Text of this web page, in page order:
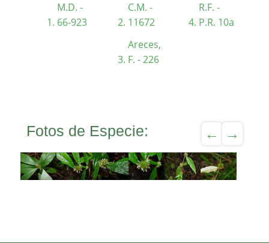
M.D. -
66-923
C.M. -
11672
Areces,
F. - 226
R.F. -
P.R. 10a
Fotos de Especie: